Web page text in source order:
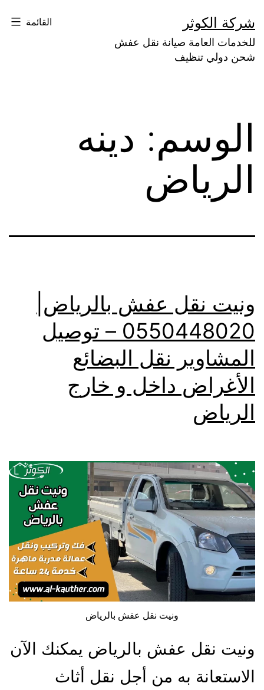
إلى
المحتوى
شركة الكوثر
للخدمات العامة صيانة نقل عفش
شحن دولي تنظيف
القائمة
الوسم: دينه
الرياض
ونيت نقل عفش بالرياض|
0550448020 – توصيل
المشاوير نقل البضائع
الأغراض داخل و خارج
الرياض
ونيت نقل عفش بالرياض
ونيت نقل عفش بالرياض يمكنك الآن
الاستعانة به من أجل نقل أثاث